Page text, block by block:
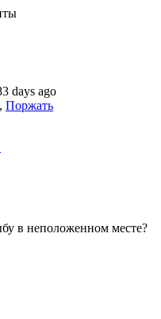
days ago
, Поржать
в неположенном месте?